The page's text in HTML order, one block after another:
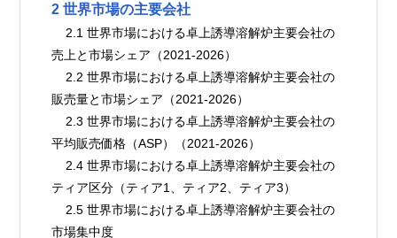
2 世界市場の主要会社
売上と市場シェア（2021-2026）
販売量と市場シェア（2021-2026）
平均販売価格（ASP）（2021-2026）
ティア区分（ティア1、ティア2、ティア3）
市場集中度